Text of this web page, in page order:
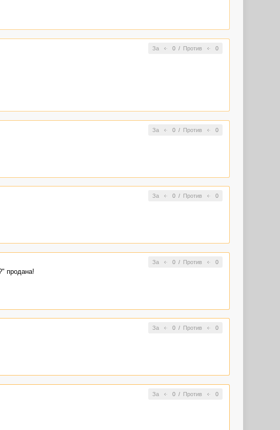
За 0/ Против 0
За 0/ Против 0
За 0/ Против 0
За 0/ Против 0
продана!
За 0/ Против 0
За 0/ Против 0